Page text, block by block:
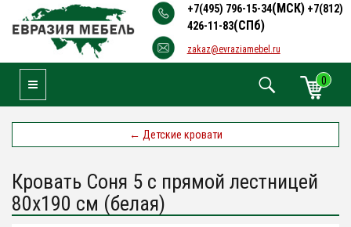
+7(495) 796-15-34(МСК) +7(812)
426-11-83(СПб)
zakaz@evraziamebel.ru
0
Toggle Navigation
← Детские кровати
Кровать Соня 5 с прямой лестницей
80х190 см (белая)